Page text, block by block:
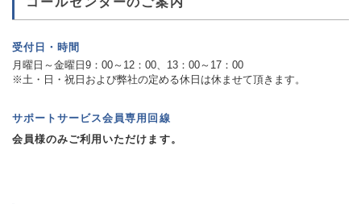
受付日・時間
月曜日～金曜日9：00～12：00、13：00～17：00
※土・日・祝日および弊社の定める休日は休ませて頂きます。
サポートサービス会員専用回線
会員様のみご利用いただけます。